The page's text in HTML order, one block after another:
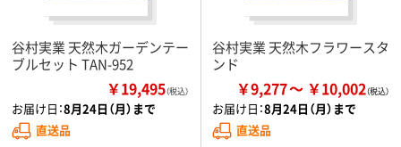
谷村実業 天然木ガーデンテー
ブルセット TAN-952
￥19,495（税込）
お届け日：8月24日（月）まで
直送品
谷村実業 天然木フラワースタ
ンド
￥9,277 ￥10,002
お届け日：8月24日（月）まで
直送品